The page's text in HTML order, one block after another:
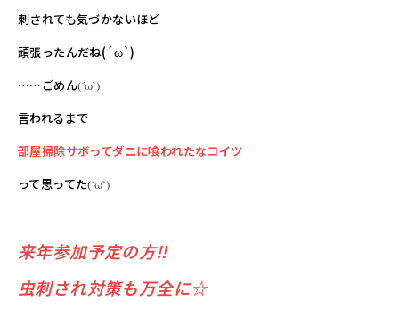
刺されても気づかないほど
頑張ったんだね(´ω`)
……ごめん(´ω`)
言われるまで
部屋掃除サボってダニに喰われたなコイツ
って思ってた(´ω`)
来年参加予定の方‼
虫刺され対策も万全に☆